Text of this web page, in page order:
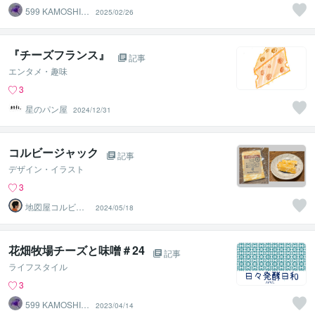
599 KAMOSHIK
2025/02/26
『チーズフランス』
記事
エンタメ・趣味
3
星のパン屋
2024/12/31
コルビージャック
記事
デザイン・イラスト
3
地図屋コルビー
ジャック
2024/05/18
花畑牧場チーズと味噌＃24
記事
ライフスタイル
3
599 KAMOSHIK
2023/04/14